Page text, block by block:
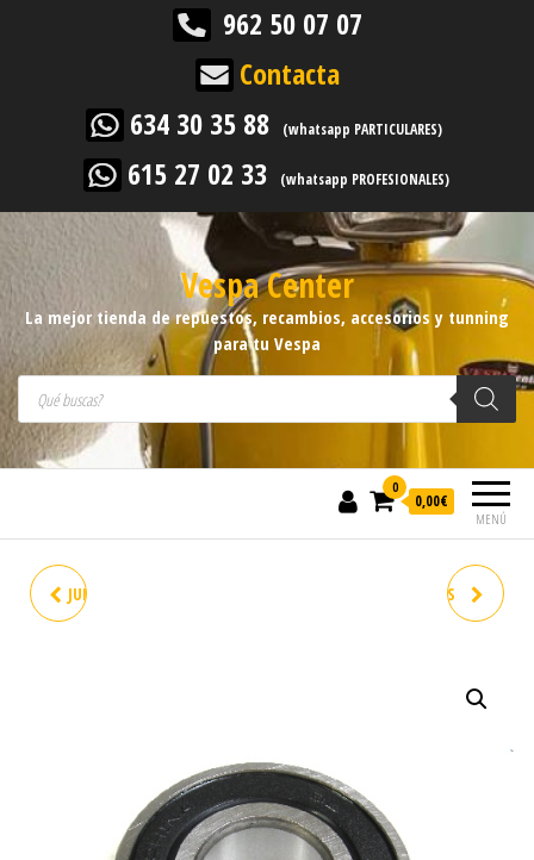
962 50 07 07
Contacta
634 30 35 88
(whatsapp PARTICULARES)
615 27 02 33 (whatsapp PROFESIONALES)
Vespa Center
La mejor tienda de repuestos, recambios, accesorios y tunning
para tu Vespa
Búsqueda de productos
MENÚ
0
0,00€
JUNTA CILINDRO VESPA 150 / TUERCA CARBURADOR IRIS